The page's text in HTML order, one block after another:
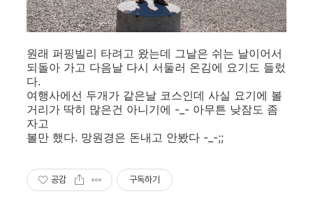
원래 퍼핑빌리 타려고 왔는데 그날은 쉬는 날이어서
되돌아 가고 다음날 다시 서둘러 온김에 요기도 들렀
다.
여행사에선 두개가 같은날 코스인데 사실 요기에 볼
거리가 딱히 많은건 아니기에 -_- 아무튼 낮잠도 좀
자고
볼만 했다. 망원경은 돈내고 안봤다 -_-;;
공감 구독하기